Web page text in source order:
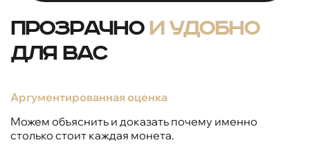
Прозрачно и удобно
для вас
Аргументированная оценка
Можем объяснить и доказать почему именно
столько стоит каждая монета.